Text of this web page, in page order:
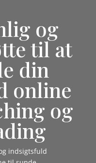
og
til at
din
online
og
indsigtsfuld